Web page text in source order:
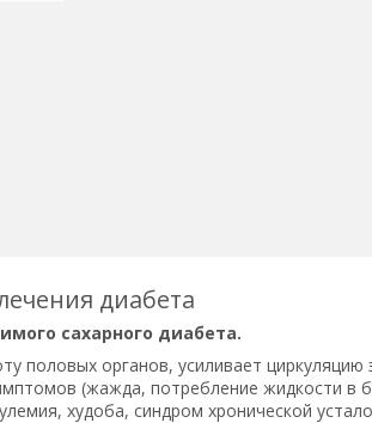
диабета
сахарного диабета.
половых органов, усиливает циркуляцию
(жажда, потребление жидкости в
худоба, синдром хронической